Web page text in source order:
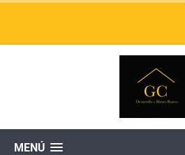
MENÚ